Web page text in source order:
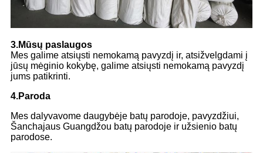
3.Mūsų paslaugos
Mes galime atsiųsti nemokamą pavyzdį ir, atsižvelgdami į
jūsų mėginio kokybę, galime atsiųsti nemokamą pavyzdį
jums patikrinti.
4.Paroda
Mes dalyvavome daugybėje batų parodoje, pavyzdžiui,
Šanchajaus Guangdžou batų parodoje ir užsienio batų
parodose.